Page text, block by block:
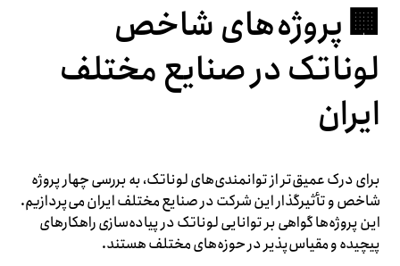
🏢 پروژه‌های شاخص
لوناتک در صنایع مختلف
ایران
برای درک عمیق‌تر از توانمندی‌های لوناتک، به بررسی چهار پروژه
شاخص و تأثیرگذار این شرکت در صنایع مختلف ایران می‌پردازیم.
این پروژه‌ها گواهی بر توانایی لوناتک در پیاده‌سازی راهکارهای
پیچیده و مقیاس‌پذیر در حوزه‌های مختلف هستند.